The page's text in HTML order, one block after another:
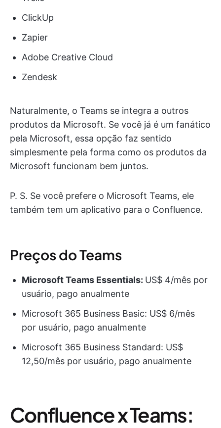
ClickUp
Zapier
Adobe Creative Cloud
Zendesk
Naturalmente, o Teams se integra a outros
produtos da Microsoft. Se você já é um fanático
pela Microsoft, essa opção faz sentido
simplesmente pela forma como os produtos da
Microsoft funcionam bem juntos.
P. S. Se você prefere o Microsoft Teams, ele
também tem um aplicativo para o Confluence.
Preços do Teams
Microsoft Teams Essentials: US$ 4/mês por
usuário, pago anualmente
Microsoft 365 Business Basic: US$ 6/mês
por usuário, pago anualmente
Microsoft 365 Business Standard: US$
12,50/mês por usuário, pago anualmente
Confluence x Teams: